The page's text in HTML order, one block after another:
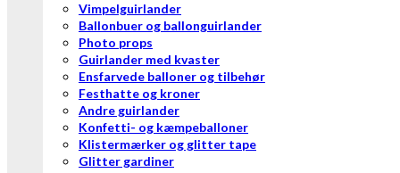
Vimpelguirlander
Ballonbuer og ballonguirlander
Photo props
Guirlander med kvaster
Ensfarvede balloner og tilbehør
Festhatte og kroner
Andre guirlander
Konfetti- og kæmpeballoner
Klistermærker og glitter tape
Glitter gardiner